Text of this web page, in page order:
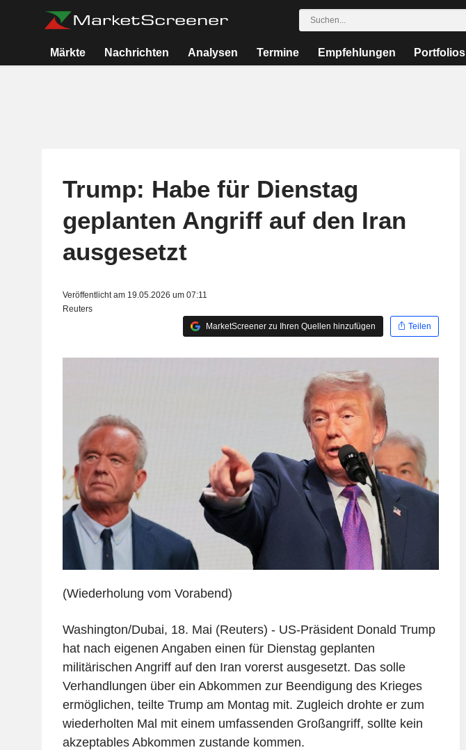
Märkte Nachrichten Analysen Termine Empfehlungen Portfolios
Trump: Habe für Dienstag
geplanten Angriff auf den Iran
ausgesetzt
Veröffentlicht am 19.05.2026 um 07:11
Reuters
MarketScreener zu Ihren Quellen hinzufügen
Teilen
(Wiederholung vom Vorabend)
Washington/Dubai, 18. Mai (Reuters) - US-Präsident Donald Trump
hat nach eigenen Angaben einen für Dienstag geplanten
militärischen Angriff auf den Iran vorerst ausgesetzt. Das solle
Verhandlungen über ein Abkommen zur Beendigung des Krieges
ermöglichen, teilte Trump am Montag mit. Zugleich drohte er zum
wiederholten Mal mit einem umfassenden Großangriff, sollte kein
akzeptables Abkommen zustande kommen.